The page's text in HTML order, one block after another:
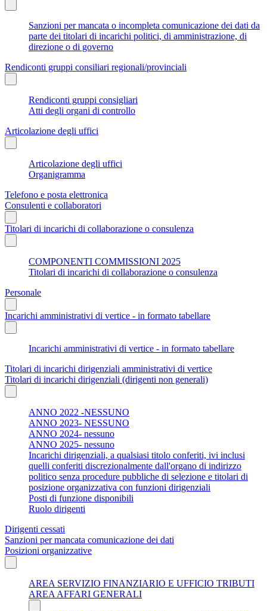
Sanzioni per mancata o incompleta comunicazione dei dati da
parte dei titolari di incarichi politici, di amministrazione, di
direzione o di governo
Rendiconti gruppi consiliari regionali/provinciali
Rendiconti gruppi consigliari
Atti degli organi di controllo
Articolazione degli uffici
Articolazione degli uffici
Organigramma
Telefono e posta elettronica
Consulenti e collaboratori
Titolari di incarichi di collaborazione o consulenza
COMPONENTI COMMISSIONI 2025
Titolari di incarichi di collaborazione o consulenza
Personale
Incarichi amministrativi di vertice - in formato tabellare
Incarichi amministrativi di vertice - in formato tabellare
Titolari di incarichi dirigenziali amministrativi di vertice
Titolari di incarichi dirigenziali (dirigenti non generali)
ANNO 2022 -NESSUNO
ANNO 2023- NESSUNO
ANNO 2024- nessuno
ANNO 2025- nessuno
Incarichi dirigenziali, a qualsiasi titolo conferiti, ivi inclusi
quelli conferiti discrezionalmente dall'organo di indirizzo
politico senza procedure pubbliche di selezione e titolari di
posizione organizzativa con funzioni dirigenziali
Posti di funzione disponibili
Ruolo dirigenti
Dirigenti cessati
Sanzioni per mancata comunicazione dei dati
Posizioni organizzative
AREA SERVIZIO FINANZIARIO E UFFICIO TRIBUTI
AREA AFFARI GENERALI